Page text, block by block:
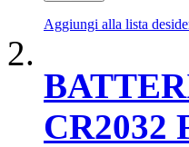
Aggiungi alla lista
CR2032